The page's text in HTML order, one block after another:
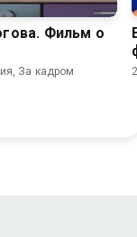
Фильм о
За кадром